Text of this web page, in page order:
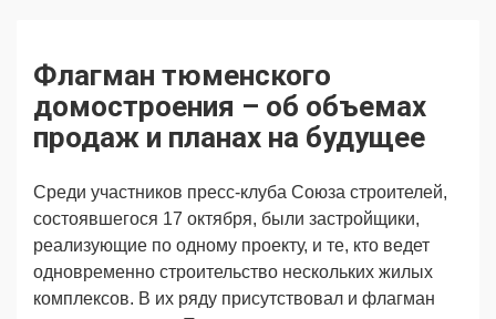
Продвижение
Ещё
Флагман тюменского
домостроения – об объемах
продаж и планах на будущее
Среди участников пресс-клуба Союза строителей,
состоявшегося 17 октября, были застройщики,
реализующие по одному проекту, и те, кто ведет
одновременно строительство нескольких жилых
комплексов. В их ряду присутствовал и флагман